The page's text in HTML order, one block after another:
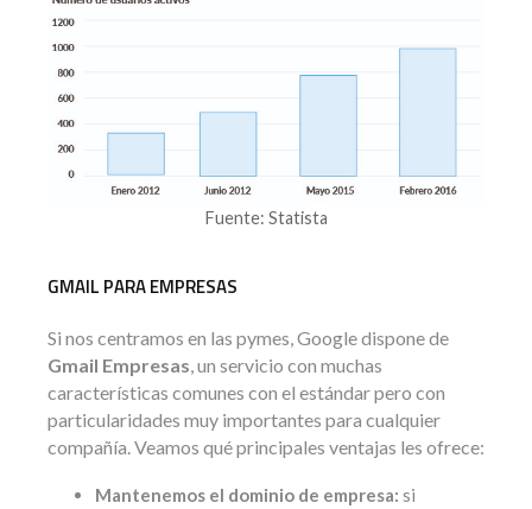
Fuente: Statista
GMAIL PARA EMPRESAS
Si nos centramos en las pymes, Google dispone de
Gmail Empresas, un servicio con muchas
características comunes con el estándar pero con
particularidades muy importantes para cualquier
compañía. Veamos qué principales ventajas les ofrece:
Mantenemos el dominio de empresa: si